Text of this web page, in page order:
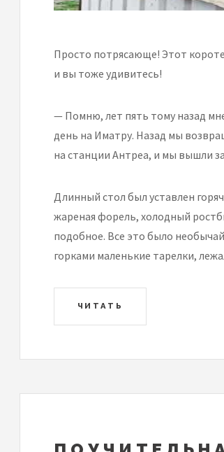
Просто потрясающе! Этот
и вы тоже удивитесь!
— Помню, лет пять тому назад
день на Иматру. Назад мы
на станции Антреа, и мы вышли
Длинный стол был уставлен
жареная форель, холодный
подобное. Все это было
горками маленькие тарелки,
ЧИТАТЬ